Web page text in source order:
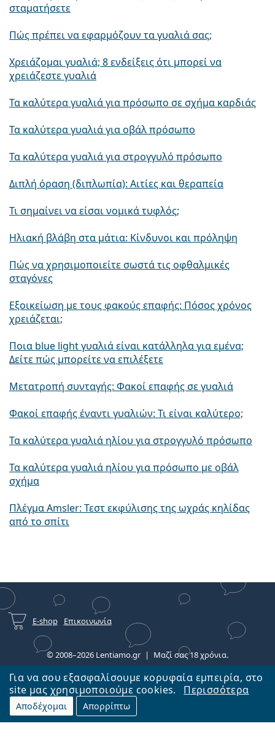
Για να σου εξασφαλίσουμε κορυφαία εμπειρία, στο
site μας χρησιμοποιούμε cookies.
Περισσότερα
Αποδέχομαι Απορρίπτω
σταματήσετε
Πώς πρέπει να εφαρμόζουν τα γυαλιά σας;
Χρειάζομαι γυαλιά; 8 ενδείξεις ότι μπορεί να
χρειάζεστε γυαλιά
Τα καλύτερα γυαλιά για πρόσωπο σε σχήμα καρδιάς
Τα καλύτερα γυαλιά για οβάλ πρόσωπο
Τα καλύτερα γυαλιά για στρογγυλό πρόσωπο
Διπλή όραση (διπλωπία): Αιτίες και θεραπεία
Τι σημαίνει να είσαι νομικά τυφλός;
Ηλιακή βλάβη στα μάτια: Κίνδυνοι και πρόληψη
Πώς να χρησιμοποιείτε σωστά τις οφθαλμικές
σταγόνες
Εξοικείωση με τους φακούς επαφής: Πόσος χρόνος
χρειάζεται;
Ποια blue light γυαλιά είναι κατάλληλα για εμένα;
Δείτε πώς μπορείτε να επιλέξετε
Μετατροπή συνταγής: Φακοί επαφής σε γυαλιά
Φακοί επαφής έναντι γυαλιών: Τι είναι καλύτερο;
Τα καλύτερα γυαλιά ηλίου για στρογγυλό πρόσωπο
Τα καλύτερα γυαλιά ηλίου για πρόσωπο με οβάλ
σχήμα
Πλέγμα Amsler: Τεστ εκφύλισης της ωχράς κηλίδας
από το σπίτι
E-shop Επικοινωνία
© 2008–2026 Lentiamo.gr Μαζί σας 18 χρόνια.